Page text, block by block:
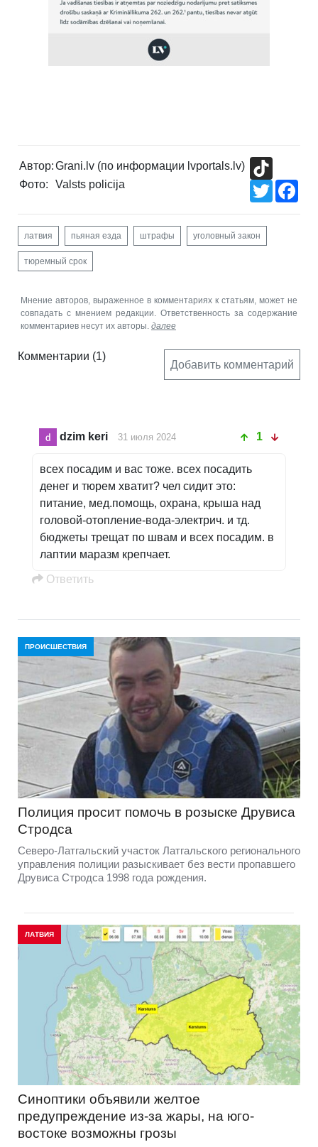
Автор:Grani.lv (по информации lvportals.lv)
Фото:
Valsts policija
Twitter
латвия пьяная езда штрафы уголовный закон
тюремный срок
Мнение авторов, выраженное в комментариях к статьям, может не
совпадать с мнением редакции. Ответственность за содержание
комментариев несут их авторы. далее
Комментарии (1)
Добавить комментарий
dzim keri 31 июля 2024 1
всех посадим и вас тоже. всех посадить
денег и тюрем хватит? чел сидит это:
питание, мед.помощь, охрана, крыша над
головой-отопление-вода-электрич. и тд.
бюджеты трещат по швам и всех посадим. в
лаптии маразм крепчает.
Oтветить
ПРОИСШЕСТВИЯ
Полиция просит помочь в розыске Друвиса
Стродса
Северо-Латгальский участок Латгальского регионального
управления полиции разыскивает без вести пропавшего
Друвиса Стродса 1998 года рождения.
ЛАТВИЯ
Синоптики объявили желтое
предупреждение из-за жары, на юго-
востоке возможны грозы